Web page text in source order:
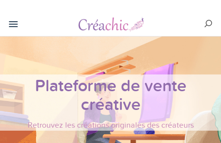
Plateforme de vente
créative
Retrouvez les créations originales des créateurs